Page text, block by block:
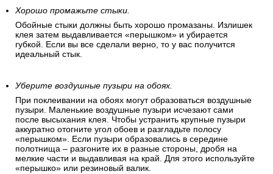
Хорошо промажьте стыки.
Обойные стыки должны быть хорошо промазаны. Излишек
клея затем выдавливается «перышком» и убирается
губкой. Если вы все сделали верно, то у вас получится
идеальный стык.
Уберите воздушные пузыри на обоях.
При поклеивании на обоях могут образоваться воздушные
пузыри. Маленькие воздушные пузыри исчезают сами
после высыхания клея. Чтобы устранить крупные пузыри
аккуратно отогните угол обоев и разгладьте полосу
«перышком». Если пузыри образовались в середине
полотнища – разгоните их в разные стороны, дробя на
мелкие части и выдавливая на край. Для этого используйте
«перышко» или резиновый валик.